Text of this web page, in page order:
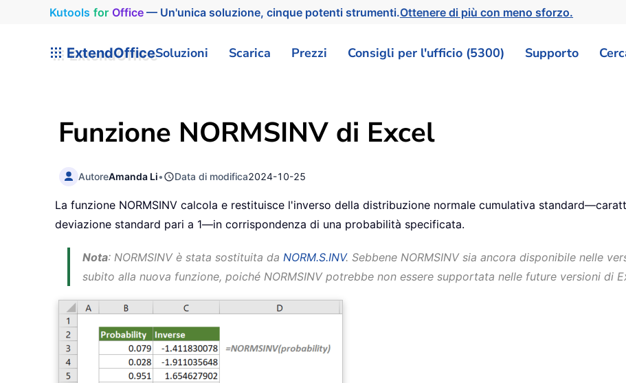
Kutools for Office— Un'unica soluzione, cinque potenti strumenti.Ottenere di più con meno sforzo.
ExtendOfficeSoluzioni Scarica Prezzi Consigli per l'ufficio (5300) Supporto
Funzione NORMSINV di Excel
AutoreAmanda Li• Data di modifica2024-10-25
La funzione NORMSINV calcola e restituisce l'inverso della distribuzione normale cumulativa
deviazione standard pari a 1—in corrispondenza di una probabilità specificata.
Nota: NORMSINV è stata sostituita da NORM.S.INV. Sebbene NORMSINV sia ancora disponibile nelle
subito alla nuova funzione, poiché NORMSINV potrebbe non essere supportata nelle future versioni di